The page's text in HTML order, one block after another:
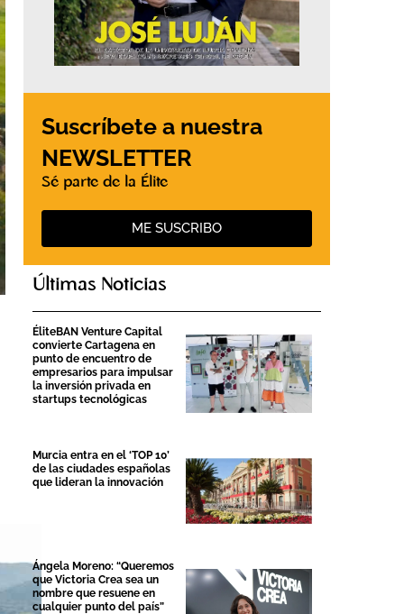
Suscríbete a nuestra
NEWSLETTER
Sé parte de la Élite
ME SUSCRIBO
Últimas Noticias
ÉliteBAN Venture Capital
convierte Cartagena en
punto de encuentro de
empresarios para impulsar
la inversión privada en
startups tecnológicas
Murcia entra en el ‘TOP 10’
de las ciudades españolas
que lideran la innovación
Ángela Moreno: “Queremos
que Victoria Crea sea un
nombre que resuene en
cualquier punto del país”